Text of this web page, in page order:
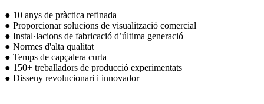
● 10 anys de pràctica refinada
● Proporcionar solucions de visualització comercial
● Instal·lacions de fabricació d’última generació
● Normes d'alta qualitat
● Temps de capçalera curta
● 150+ treballadors de producció experimentats
● Disseny revolucionari i innovador